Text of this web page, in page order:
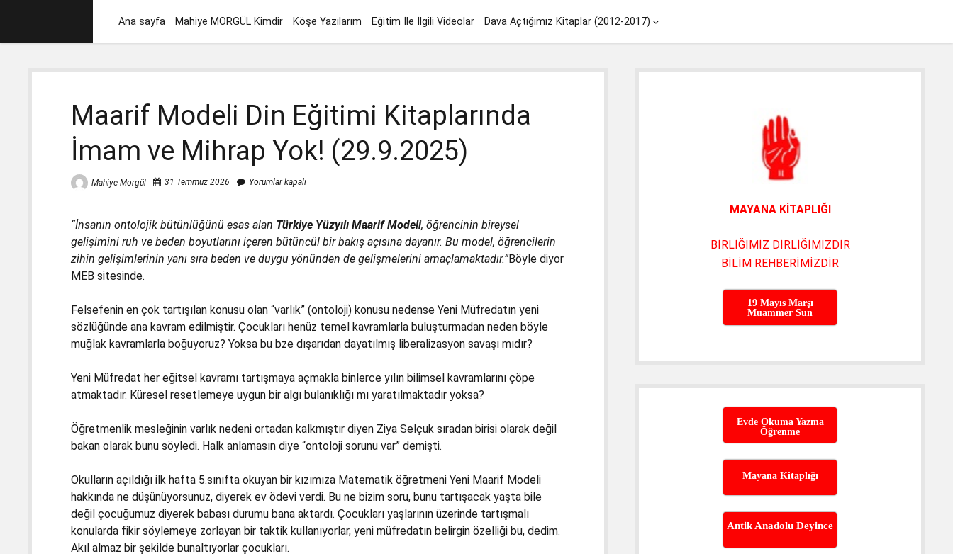
Ana sayfa Mahiye MORGÜL Kimdir Köşe Yazılarım Eğitim İle İlgili Videolar Dava Açtığımız Kitaplar (2012-2017) menüyü
Maarif Modeli Din Eğitimi Kitaplarında
İmam ve Mihrap Yok! (29.9.2025)
Mahiye Morgül 31 Temmuz 2026 Yorumlar kapalı
“İnsanın ontolojik bütünlüğünü esas alan Türkiye Yüzyılı Maarif Modeli,öğrencinin bireysel
gelişimini ruh ve beden boyutlarını içeren bütüncül bir bakış açısına dayanır. Bu model, öğrencilerin
zihin gelişimlerinin yanı sıra beden ve duygu yönünden de gelişmelerini amaçlamaktadır.”Böyle diyor
MEB sitesinde.
Felsefenin en çok tartışılan konusu olan “varlık” (ontoloji) konusu nedense Yeni Müfredatın yeni
sözlüğünde ana kavram edilmiştir. Çocukları henüz temel kavramlarla buluşturmadan neden böyle
muğlak kavramlarla boğuyoruz? Yoksa bu bze dışarıdan dayatılmış liberalizasyon savaşı mıdır?
Yeni Müfredat her eğitsel kavramı tartışmaya açmakla binlerce yılın bilimsel kavramlarını çöpe
atmaktadır. Küresel resetlemeye uygun bir algı bulanıklığı mı yaratılmaktadır yoksa?
Öğretmenlik mesleğinin varlık nedeni ortadan kalkmıştır diyen Ziya Selçuk sıradan birisi olarak değil
bakan olarak bunu söyledi. Halk anlamasın diye “ontoloji sorunu var” demişti.
Okulların açıldığı ilk hafta 5.sınıfta okuyan bir kızımıza Matematik öğretmeni Yeni Maarif Modeli
hakkında ne düşünüyorsunuz, diyerek ev ödevi verdi. Bu ne bizim soru, bunu tartışacak yaşta bile
değil çocuğumuz diyerek babası durumu bana aktardı. Çocukları yaşlarının üzerinde tartışmalı
konularda fikir söylemeye zorlayan bir taktik kullanıyorlar, yeni müfredatın belirgin özelliği bu, dedim.
Akıl almaz bir şekilde bunaltıyorlar çocukları.
MAYANA KİTAPLIĞI
BİRLİĞİMİZ DİRLİĞİMİZDİR
BİLİM REHBERİMİZDİR
19 Mayıs Marşı
Muammer Sun
Evde Okuma Yazma
Öğrenme
Mayana Kitaplığı
Antik Anadolu Deyince